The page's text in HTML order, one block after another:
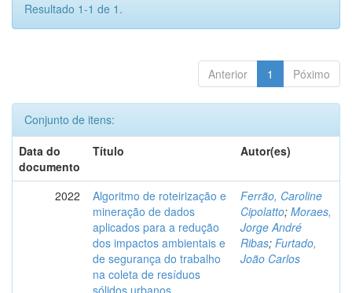
Resultado 1-1 de 1.
Anterior 1 Póximo
Conjunto de itens:
Data do
documento
Título Autor(es)
2022
Algoritmo de roteirização e
mineração de dados
aplicados para a redução
dos impactos ambientais e
de segurança do trabalho
na coleta de resíduos
sólidos urbanos.
Ferrão, Caroline
Cipolatto; Moraes,
Jorge André
Ribas; Furtado,
João Carlos